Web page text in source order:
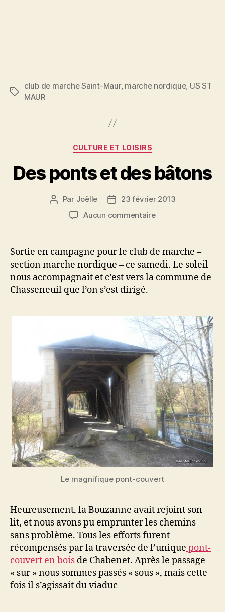
Étiquettes
club de marche Saint-Maur, marche nordique, US ST
MAUR
Catégories
CULTURE ET LOISIRS
Des ponts et des bâtons
Auteur
l’article
Par Joëlle
Date23 février 2013
Aucun commentairesur
des
bâtons
Sortie en campagne pour le club de marche –
section marche nordique – ce samedi. Le soleil
nous accompagnait et c’est vers la commune de
Chasseneuil que l’on s’est dirigé.
Le magnifique pont-couvert
Heureusement, la Bouzanne avait rejoint son
lit, et nous avons pu emprunter les chemins
sans problème. Tous les efforts furent
récompensés par la traversée de l’unique pont-
couvert en bois de Chabenet. Après le passage
« sur » nous sommes passés « sous », mais cette
fois il s’agissait du viaduc